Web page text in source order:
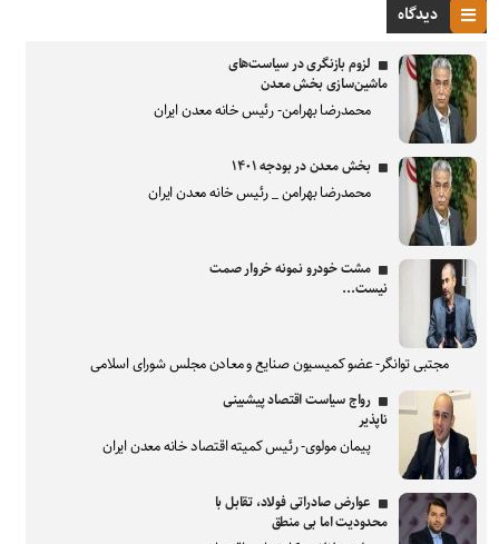
دیدگاه
لزوم بازنگری در سیاست‌های
ماشین‌سازی بخش معدن
محمدرضا بهرامن- رئیس خانه معدن ایران
بخش معدن در بودجه ۱۴۰۱
محمدرضا بهرامن _ رئیس خانه معدن ایران
مشت خودرو نمونه خروار صمت
نیست...
مجتبی توانگر- عضو کمیسیون صنایع و معادن مجلس شورای اسلامی
رواج سیاست اقتصاد پیشبینی
ناپذیر
پیمان مولوی- رئیس کمیته اقتصاد خانه معدن ایران
عوارض صادراتی فولاد، تقابل با
محدودیت اما بی منطق